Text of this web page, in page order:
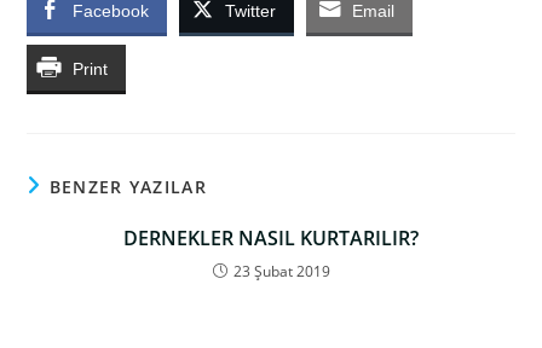
Facebook Twitter Email
Print
BENZER YAZILAR
DERNEKLER NASIL KURTARILIR?
23 Şubat 2019